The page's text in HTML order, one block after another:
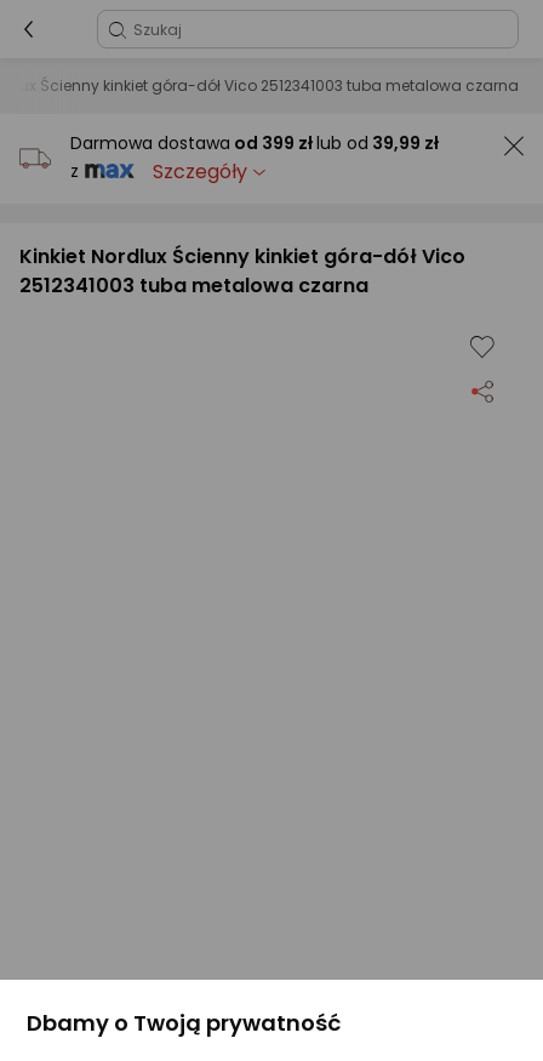
Ścienny kinkiet góra-dół Vico 2512341003 tuba metalowa czarna
Darmowa dostawa od 399 złlub od 39,99 zł
z
Szczegóły
Kinkiet Nordlux Ścienny kinkiet góra-dół Vico
2512341003 tuba metalowa czarna
Dbamy o Twoją prywatność